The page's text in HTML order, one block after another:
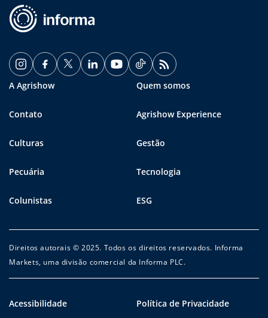
A Agrishow Quem somos
Contato Agrishow Experience
Culturas Gestão
Pecuária Tecnologia
Colunistas ESG
Direitos autorais © 2025. Todos os direitos reservados. Informa
Markets, uma divisão comercial da Informa PLC.
Acessibilidade Política de Privacidade